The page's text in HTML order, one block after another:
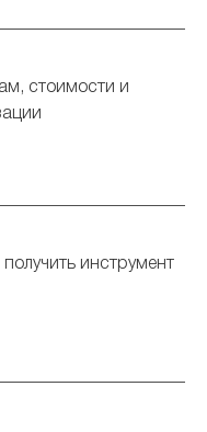
стоимости и
инструмент